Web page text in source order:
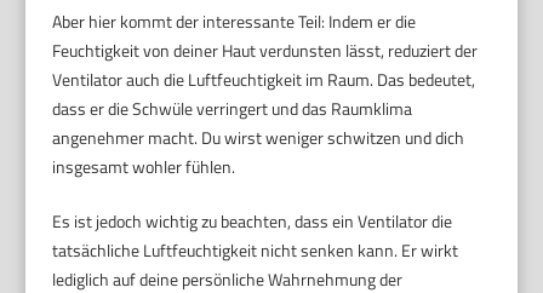
Aber hier kommt der interessante Teil: Indem er die
Feuchtigkeit von deiner Haut verdunsten lässt, reduziert der
Ventilator auch die Luftfeuchtigkeit im Raum. Das bedeutet,
dass er die Schwüle verringert und das Raumklima
angenehmer macht. Du wirst weniger schwitzen und dich
insgesamt wohler fühlen.
Es ist jedoch wichtig zu beachten, dass ein Ventilator die
tatsächliche Luftfeuchtigkeit nicht senken kann. Er wirkt
lediglich auf deine persönliche Wahrnehmung der